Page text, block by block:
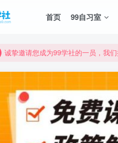
首页 99自习室
诚挚邀请您成为99学社的一员，我
诚挚邀请您成为99学社的一员，我们
学习路上不孤独，99学社与你同行